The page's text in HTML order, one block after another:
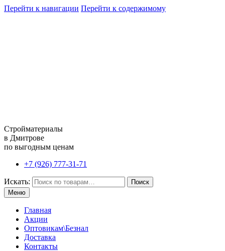
Перейти к навигации Перейти к содержимому
Стройматериалы
в Дмитрове
по выгодным ценам
+7 (926) 777-31-71
Искать:
Поиск
Меню
Главная
Акции
Оптовикам\Безнал
Доставка
Контакты